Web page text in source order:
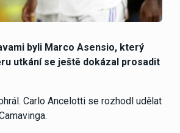
byli Marco Asensio, který
utkání se ještě dokázal prosadit
Carlo Ancelotti se rozhodl udělat